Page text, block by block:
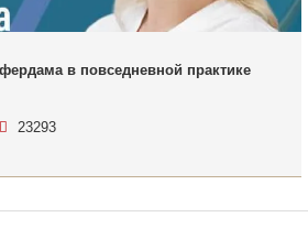
в повседневной практике
23293